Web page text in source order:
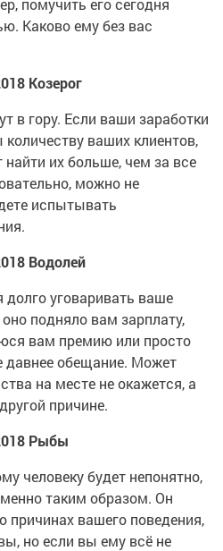
помучить его сегодня
Каково ему без вас
Козерог
в гору. Если ваши заработки
ваших клиентов,
их больше, чем за все
можно не
испытывать
Водолей
долго уговаривать ваше
подняло вам зарплату,
вам премию или просто
давнее обещание. Может
на месте не окажется, а
причине.
Рыбы
человеку будет непонятно,
таким образом. Он
причинах вашего поведения,
но если вы ему всё не